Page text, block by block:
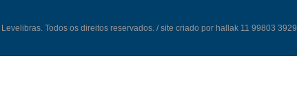
Todos os direitos reservados. / site criado por hallak 11 99803 3929